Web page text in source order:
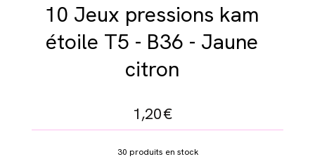
10 Jeux pressions kam
étoile T5 - B36 - Jaune
citron
1,20€
30 produits en stock